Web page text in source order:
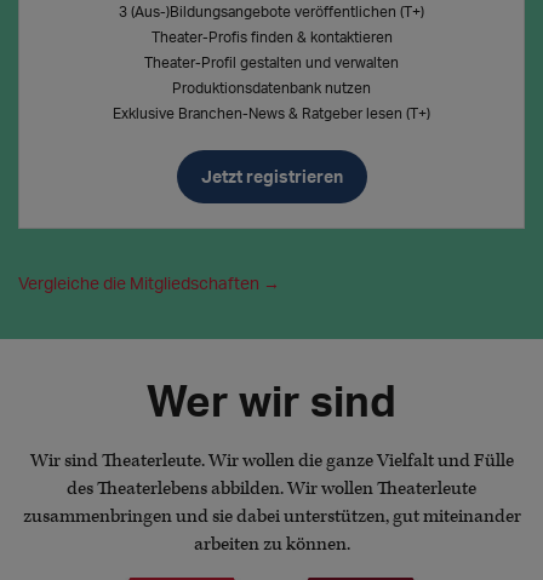
3 (Aus-)Bildungsangebote veröffentlichen (T+)
Theater-Profis finden & kontaktieren
Theater-Profil gestalten und verwalten
Produktionsdatenbank nutzen
Exklusive Branchen-News & Ratgeber lesen (T+)
Jetzt registrieren
Vergleiche die Mitgliedschaften →
Wer wir sind
Wir sind Theaterleute. Wir wollen die ganze Vielfalt und Fülle
des Theaterlebens abbilden. Wir wollen Theaterleute
zusammenbringen und sie dabei unterstützen, gut miteinander
arbeiten zu können.